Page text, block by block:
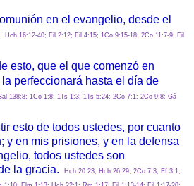
en el evangelio, desde el
Hch 16:12-40; Fil 2:12; Fil 4:15; 1Co 9:15-18; 2Co 11:7-9; Fil
esto, que el que comenzó en
perfeccionará hasta el día de
138:8; 1Co 1:8; 1Ts 1:3; 1Ts 5:24; 2Co 7:1; 2Co 9:8; Gá
esto de todos ustedes, por cuanto
y en mis prisiones, y en la defensa
todos ustedes son
la gracia.
Hch 20:23; Hch 26:29; 2Co 7:3; Ef 3:1;